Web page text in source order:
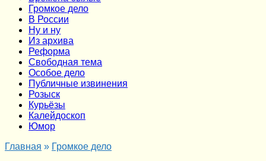
Громкое дело
В России
Ну и ну
Из архива
Реформа
Cвободная тема
Особое дело
Публичные извинения
Розыск
Курьёзы
Калейдоскоп
Юмор
Главная » Громкое дело